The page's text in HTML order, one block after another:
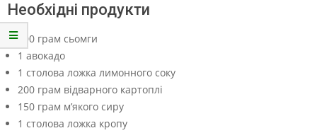
Необхідні продукти
200 грам сьомги
1 авокадо
1 столова ложка лимонного соку
200 грам відварного картоплі
150 грам м’якого сиру
1 столова ложка кропу